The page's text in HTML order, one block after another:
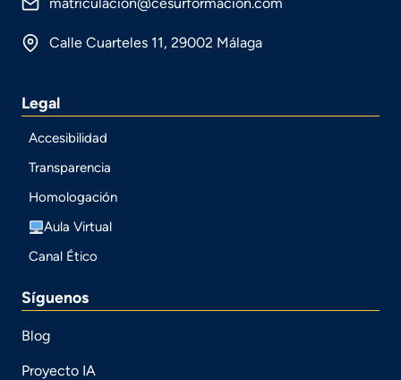
matriculacion@cesurformacion.com
Calle Cuarteles 11, 29002 Málaga
Legal
Accesibilidad
Transparencia
Homologación
Aula Virtual
Canal Ético
Síguenos
Blog
Proyecto IA